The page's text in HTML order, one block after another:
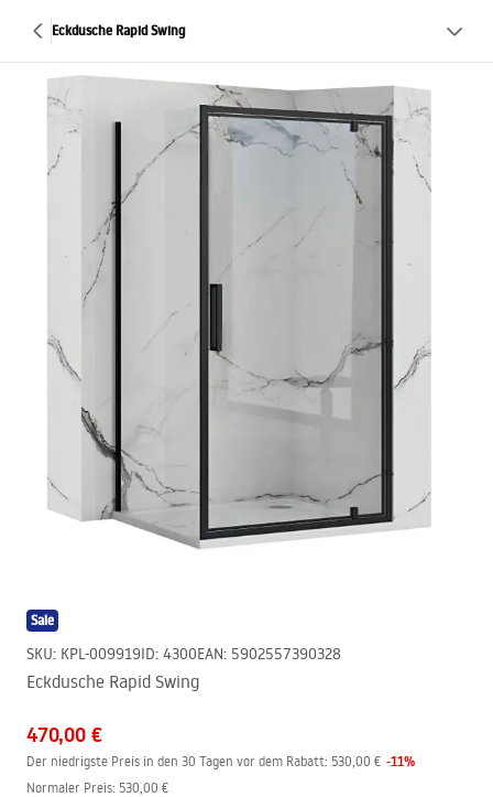
Eckdusche Rapid Swing
Sale
SKU: KPL-009919ID: 4300EAN: 5902557390328
Eckdusche Rapid Swing
470,00 €
Der niedrigste Preis in den 30 Tagen vor dem Rabatt: 530,00 € -11%
Normaler Preis: 530,00 €